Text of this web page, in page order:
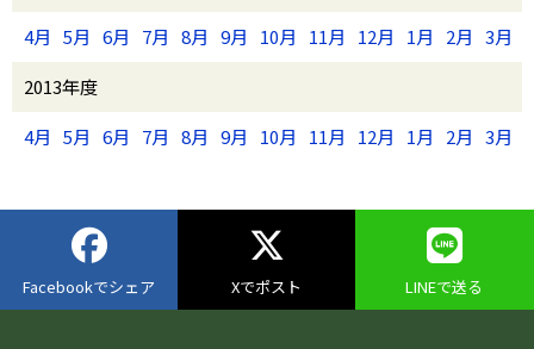
4月 5月 6月 7月 8月 9月 10月 11月 12月 1月 2月 3月
2013年度
4月 5月 6月 7月 8月 9月 10月 11月 12月 1月 2月 3月
Facebookでシェア Xでポスト LINEで送る